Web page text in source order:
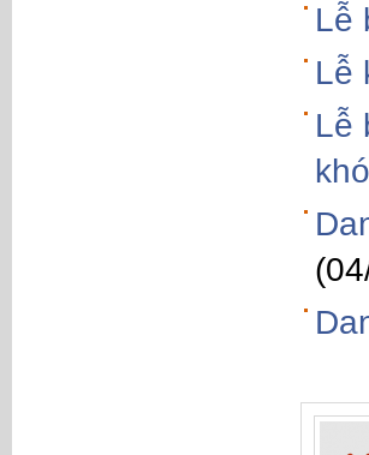
Lễ
Lễ
Lễ